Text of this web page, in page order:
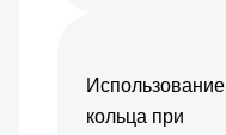
Использование
кольца при